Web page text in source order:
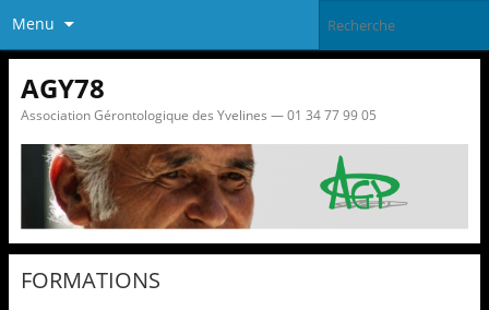
Menu
AGY78
Association Gérontologique des Yvelines — 01 34 77 99 05
FORMATIONS